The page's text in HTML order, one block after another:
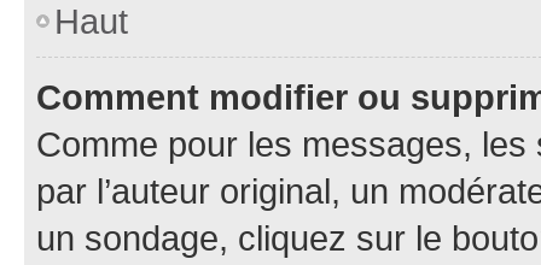
Haut
Comment modifier ou
Comme pour les messages,
par l’auteur original, un
un sondage, cliquez sur le